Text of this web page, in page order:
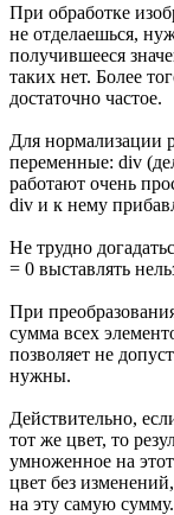
При обработке
не отделаешься,
получившееся
таких нет. Более
достаточно частое.
Для нормализации
переменные: div
работают очень
div и к нему
Не трудно
= 0 выставлять
При
сумма всех
позволяет не
нужны.
Действительно,
тот же цвет, то
умноженное на
цвет без
на эту самую сумму.